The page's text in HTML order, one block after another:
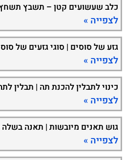
כלב שעשועים קטן – תשבץ
לצפייה »
גזע של סוסים | סוגי גזעים של
לצפייה »
כינוי לתבלין להכנת תה | תבלין
לצפייה »
גוש תאנים מיובשות | תאנה
לצפייה »